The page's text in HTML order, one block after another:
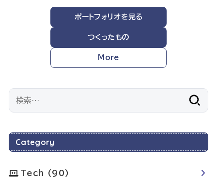
ポートフォリオを見る
つくったもの
More
Category
Tech (90)